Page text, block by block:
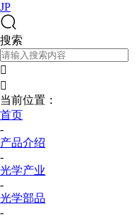
JP
搜索


当前位置：
首页
-
产品介绍
-
光学产业
-
光学部品
-